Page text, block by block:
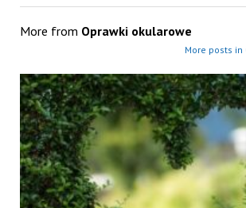
More from Oprawki okularowe
More posts